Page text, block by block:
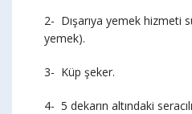
2- Dışarıya yemek hizmeti
yemek).
3- Küp şeker.
4- 5 dekarın altındaki